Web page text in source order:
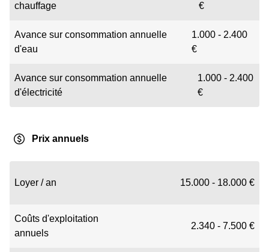
chauffage
€
Avance sur consommation annuelle
d'eau
1.000 - 2.400
€
Avance sur consommation annuelle
d'électricité
1.000 - 2.400
€
Prix annuels
Loyer / an 15.000 - 18.000 €
Coûts d'exploitation
annuels
2.340 - 7.500 €